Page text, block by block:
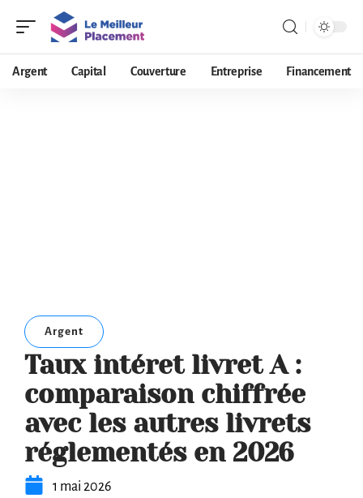
Argent Capital Couverture Entreprise Financement
Argent
Taux intéret livret A :
comparaison chiffrée
avec les autres livrets
réglementés en 2026
1 mai 2026